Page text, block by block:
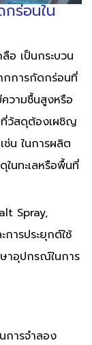
ร่อนใน
อ เป็นกระบวน
กการกัดกร่อนที่
วามชื้นสูงหรือ
ที่วัสดุต้องเผชิญ
น ในการผลิต
นทะเลหรือพื้นที่
Spray,
ารประยุกต์ใช้
าอุปกรณ์ในการ
การจำลอง